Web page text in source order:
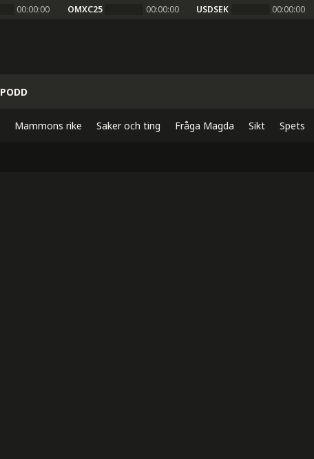
00:00:00 OMXC25 00:00:00 USDSEK 00:00:00
PODD
Mammons rike Saker och ting Fråga Magda Sikt Spets